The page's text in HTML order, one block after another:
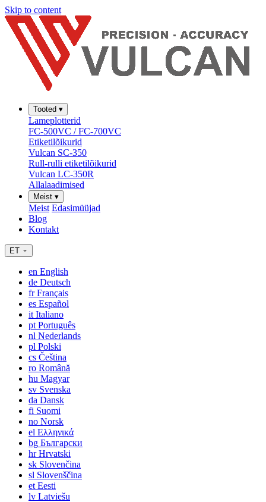
Skip to content
Tooted ▾
Lameplotterid
FC-500VC / FC-700VC
Etiketilõikurid
Vulcan SC-350
Rull-rulli etiketilõikurid
Vulcan LC-350R
Allalaadimised
Meist ▾
Meist Edasimüüjad
Blog
Kontakt
ET
en English
de Deutsch
frFrançais
es Español
it Italiano
pt Português
nl Nederlands
pl Polski
cs Čeština
ro Română
hu Magyar
sv Svenska
da Dansk
fi Suomi
no Norsk
el Ελληνικά
bg Български
hrHrvatski
sk Slovenčina
sl Slovenščina
et Eesti
lv Latviešu